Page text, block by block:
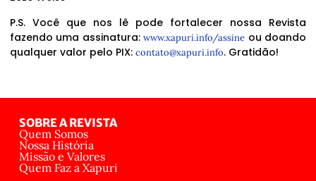
P.S. Você que nos lê pode fortalecer nossa Revista
fazendo uma assinatura:www.xapuri.info/assine ou doando
qualquer valor pelo PIX: contato@xapuri.info. Gratidão!
SOBRE A REVISTA
Quem Somos
Nossa História
Missão e Valores
Quem Faz a Xapuri